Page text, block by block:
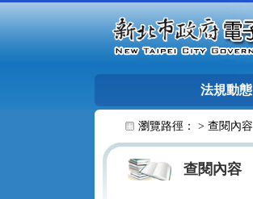
法規動態
瀏覽路徑： > 查閱內容
查閱內容